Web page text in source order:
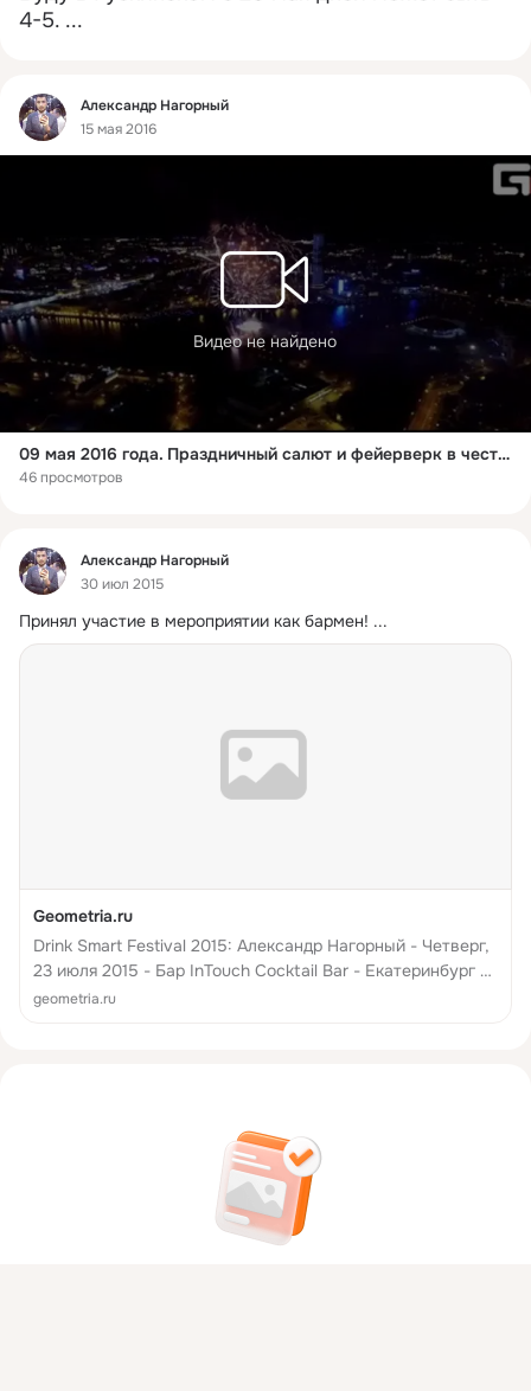
4-5. ...
Фид
Александр Нагорный
15 мая 2016
Видео не найдено
09 мая 2016 года. Праздничный салют и фейерверк в честь 71й годовщины Победы в ВОВ.
46 просмотров
Фид
Александр Нагорный
30 июл 2015
Принял участие в мероприятии как бармен! ...
Geometria.ru
Drink Smart Festival 2015: Александр Нагорный - Четверг,
23 июля 2015 - Бар InTouch Cocktail Bar - Екатеринбург -
Фотография 66...
geometria.ru